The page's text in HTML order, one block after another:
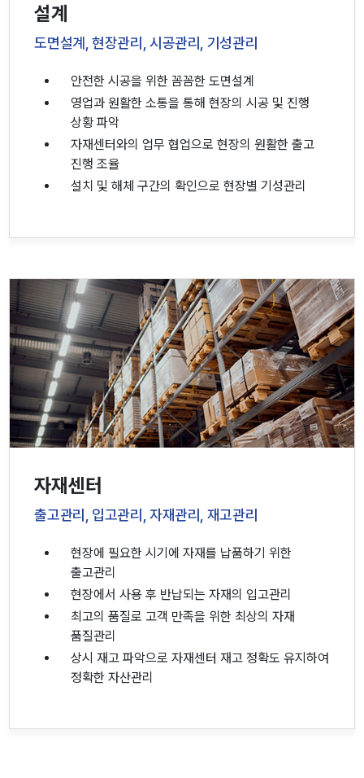
설계
도면설계, 현장관리, 시공관리, 기성관리
안전한 시공을 위한 꼼꼼한 도면설계
영업과 원활한 소통을 통해 현장의 시공 및 진행
상황 파악
자재센터와의 업무 협업으로 현장의 원활한 출고
진행 조율
설치 및 해체 구간의 확인으로 현장별 기성관리
자재센터
출고관리, 입고관리, 자재관리, 재고관리
현장에 필요한 시기에 자재를 납품하기 위한
출고관리
현장에서 사용 후 반납되는 자재의 입고관리
최고의 품질로 고객 만족을 위한 최상의 자재
품질관리
상시 재고 파악으로 자재센터 재고 정확도 유지하여
정확한 자산관리